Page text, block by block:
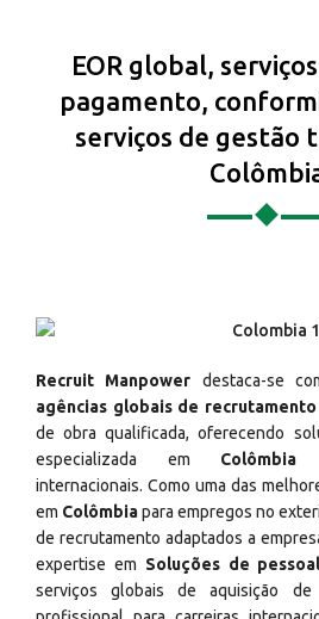
EOR global,
pagamento,
serviços de gestão
Recruit Manpower destaca-se
agências globais de
de obra qualificada, oferecendo
especializada em Colômbia
internacionais. Como uma das
em Colômbiapara empregos no
de recrutamento adaptados a
expertise em Soluções de
serviços globais de aquisição